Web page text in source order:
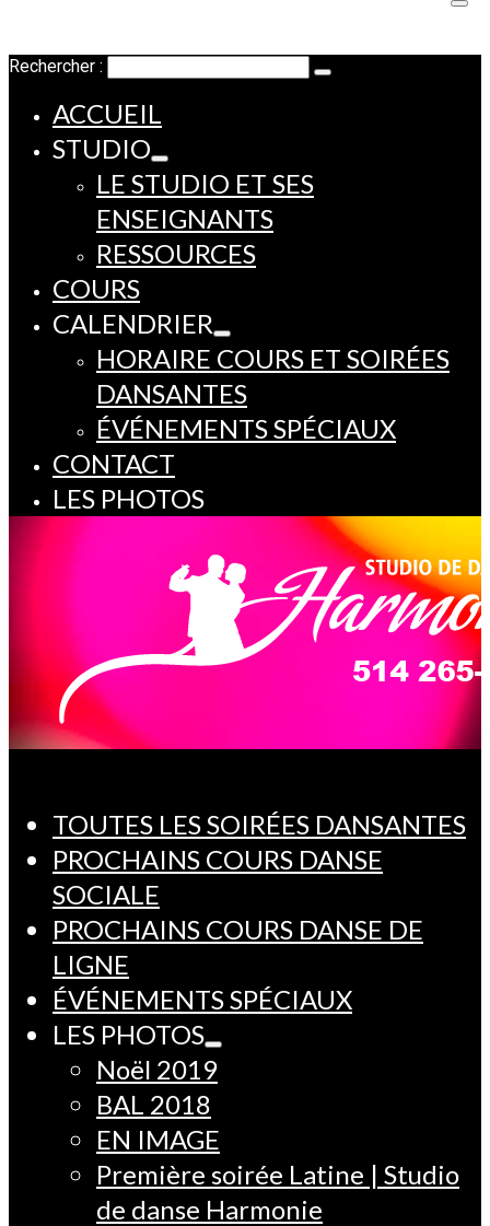
Rechercher :
ACCUEIL
STUDIO
LE STUDIO ET SES
ENSEIGNANTS
RESSOURCES
COURS
CALENDRIER
HORAIRE COURS ET SOIRÉES
DANSANTES
ÉVÉNEMENTS SPÉCIAUX
CONTACT
LES PHOTOS
TOUTES LES SOIRÉES DANSANTES
PROCHAINS COURS DANSE
SOCIALE
PROCHAINS COURS DANSE DE
LIGNE
ÉVÉNEMENTS SPÉCIAUX
LES PHOTOS
Noël 2019
BAL 2018
EN IMAGE
Première soirée Latine | Studio
de danse Harmonie